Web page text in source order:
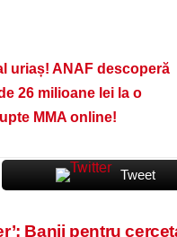
uriaș! ANAF descoperă
26 milioane lei la o
MMA online!
Tweet
Banii pentru